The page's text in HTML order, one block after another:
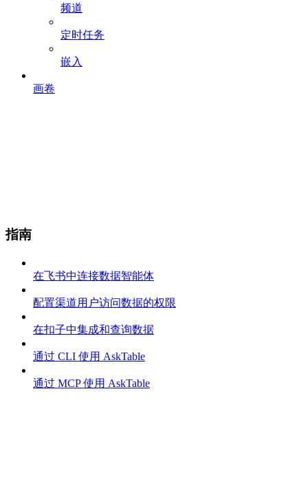
频道
定时任务
嵌入
画卷
指南
在飞书中连接数据智能体
配置渠道用户访问数据的权限
在扣子中集成和查询数据
通过 CLI 使用 AskTable
通过 MCP 使用 AskTable